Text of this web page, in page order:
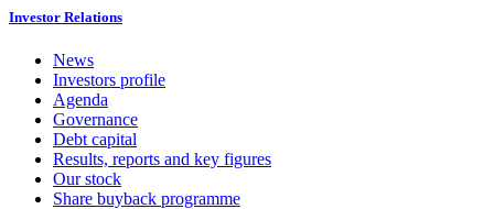
Investor Relations
News
Investors profile
Agenda
Governance
Debt capital
Results, reports and key figures
Our stock
Share buyback programme